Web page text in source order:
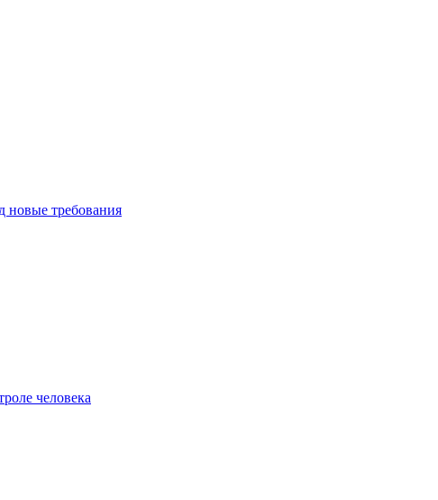
новые требования
человека